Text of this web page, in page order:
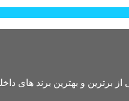
برترین و بهترین برند های